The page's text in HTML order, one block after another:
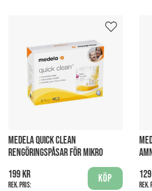
MEDELA QUICK CLEAN
RENGÖRINGSPÅSAR FÖR MIKRO
199 kr
Rek. pris:
Köp
Rek.